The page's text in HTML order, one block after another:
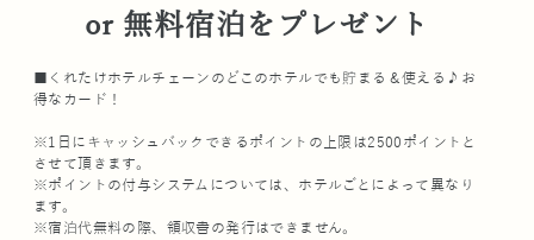
or 無料宿泊をプレゼント
■くれたけホテルチェーンのどこのホテルでも貯まる＆使える♪お
得なカード！
※1日にキャッシュバックできるポイントの上限は2500ポイントと
させて頂きます。
※ポイントの付与システムについては、ホテルごとによって異なり
ます。
※宿泊代無料の際、領収書の発行はできません。